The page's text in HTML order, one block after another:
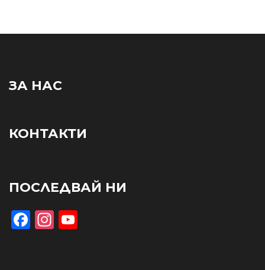
ЗА НАС
КОНТАКТИ
ПОСЛЕДВАЙ НИ
Facebook
Instagram